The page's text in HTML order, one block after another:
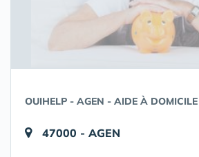
OUIHELP - AGEN - AIDE À DOMICILE
47000 - AGEN